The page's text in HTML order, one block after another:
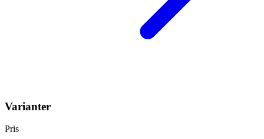
Varianter
Pris